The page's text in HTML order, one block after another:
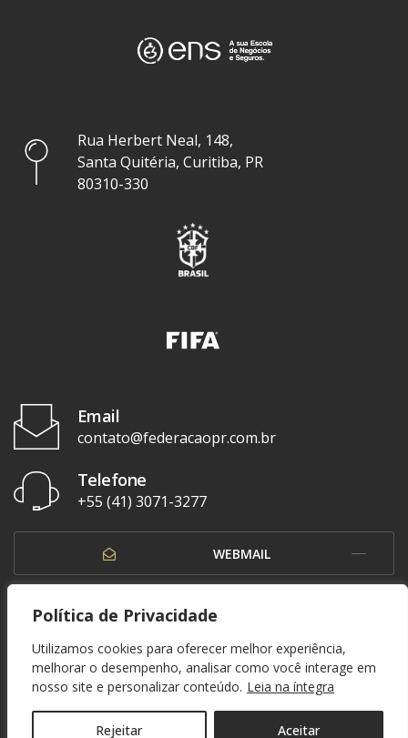
Política de Privacidade
Utilizamos cookies para oferecer melhor experiência,
melhorar o desempenho, analisar como você interage em
nosso site e personalizar conteúdo. Leia na íntegra
Rejeitar Aceitar
Rua Herbert Neal, 148,
Santa Quitéria, Curitiba, PR
80310-330
Email
contato@federacaopr.com.br
Telefone
+55 (41) 3071-3277
WEBMAIL
OUVIDORIA
© 1937 - 2026. Federação Paranaense de Futebol. Todos os direitos reservados. By